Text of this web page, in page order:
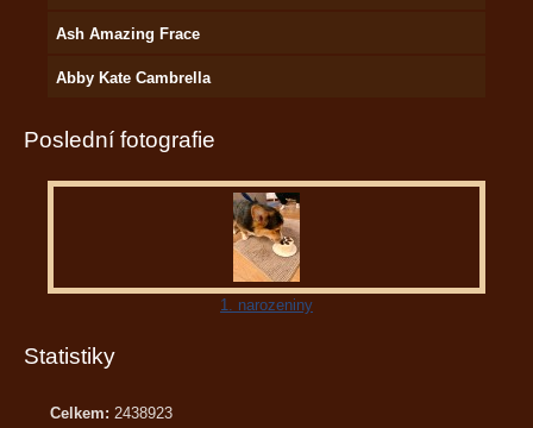
Ash Amazing Frace
Abby Kate Cambrella
Poslední fotografie
1. narozeniny
Statistiky
Celkem: 2438923